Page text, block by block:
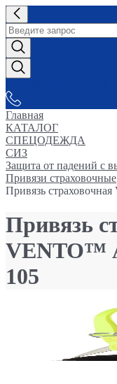
Главная
КАТАЛОГ
СПЕЦОДЕЖДА
СИЗ
Защита от падений с
Привязи страховочные
Привязь
Привязь
VENTO™
105